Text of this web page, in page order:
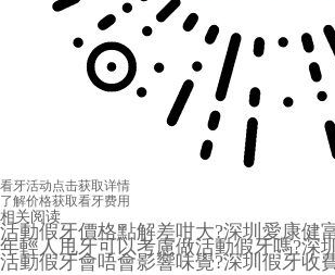
看牙活动点击获取详情
了解价格获取看牙费用
相关阅读
活動假牙價格點解差咁大?深圳愛康健
年輕人甩牙可以考慮做活動假牙嗎?深
活動假牙會唔會影響味覺?深圳假牙收